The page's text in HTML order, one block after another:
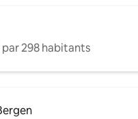
298 habitants